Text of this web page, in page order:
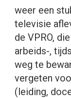
weer een
televisie
de VPRO,
arbeids-,
weg te
vergeten
(leiding,